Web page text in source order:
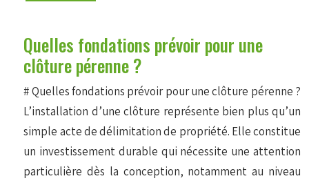
Quelles fondations prévoir pour une
clôture pérenne ?
# Quelles fondations prévoir pour une clôture pérenne ?
L’installation d’une clôture représente bien plus qu’un
simple acte de délimitation de propriété. Elle constitue
un investissement durable qui nécessite une attention
particulière dès la conception, notamment au niveau